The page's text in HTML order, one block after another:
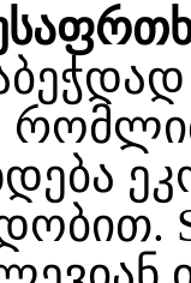
ხდება